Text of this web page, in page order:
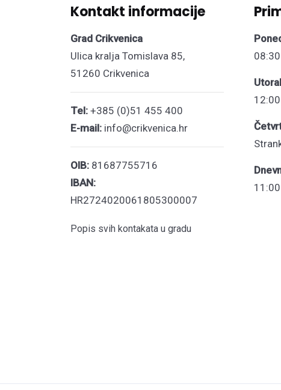
Kontakt informacije
Grad Crikvenica
Ulica kralja Tomislava 85,
51260 Crikvenica
Tel: +385 (0)51 455 400
E-mail: info@crikvenica.hr
OIB: 81687755716
IBAN:
HR2724020061805300007
Popis svih kontakata u gradu